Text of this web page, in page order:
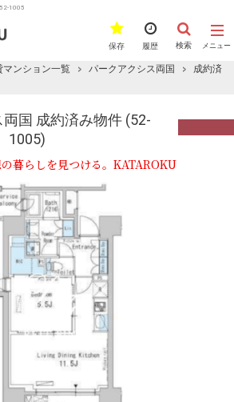
1005
メニュー
検索
履歴
保存
マンション一覧 パークアクシス両国
成約済
国 成約済み物件 (52-
1005)
暮らしを見つける。KATAROKU